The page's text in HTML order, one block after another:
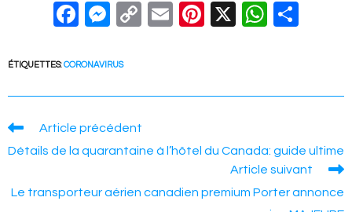
F
c
e
o
o
k
M
ss
e
g
C
y
E
Pi
e
X
W
s
p
e
ÉTIQUETTES:CORONAVIRUS
Read
articles
Article précédent
Détails de la quarantaine à l’hôtel du Canada: guide ultime
Article suivant
Le transporteur aérien canadien premium Porter annonce